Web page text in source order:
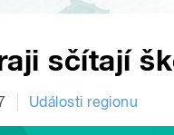
sčítají
Události regionu